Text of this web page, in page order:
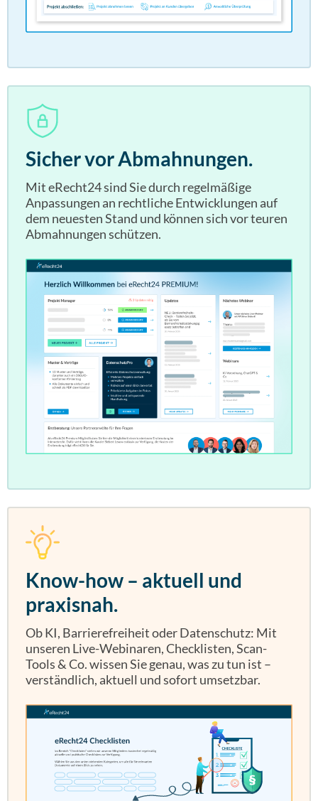
Sicher vor Abmahnungen.
Mit eRecht24 sind Sie durch regelmäßige
Anpassungen an rechtliche Entwicklungen auf
dem neuesten Stand und können sich vor teuren
Abmahnungen schützen.
Know-how – aktuell und
praxisnah.
Ob KI, Barrierefreiheit oder Datenschutz: Mit
unseren Live-Webinaren, Checklisten, Scan-
Tools & Co. wissen Sie genau, was zu tun ist –
verständlich, aktuell und sofort umsetzbar.